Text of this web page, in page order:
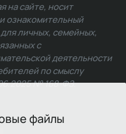
файлы
на сайте, носит
ознакомительный
личных, семейных,
с
деятельности
по смыслу
№ 168-ФЗ.